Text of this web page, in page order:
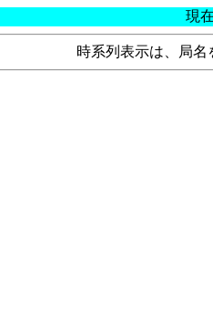
現
時系列表示は、局